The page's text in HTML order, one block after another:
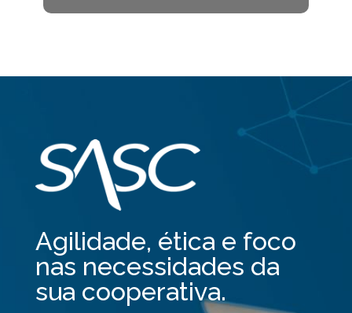
Agilidade, ética e foco
nas necessidades da
sua cooperativa.